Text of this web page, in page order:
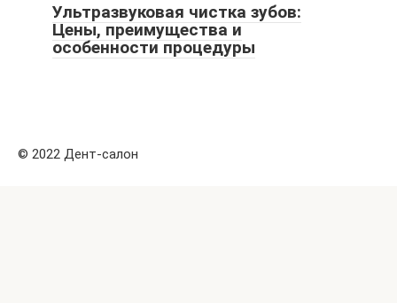
Ультразвуковая чистка зубов:
Цены, преимущества и
особенности процедуры
© 2022 Дент-салон